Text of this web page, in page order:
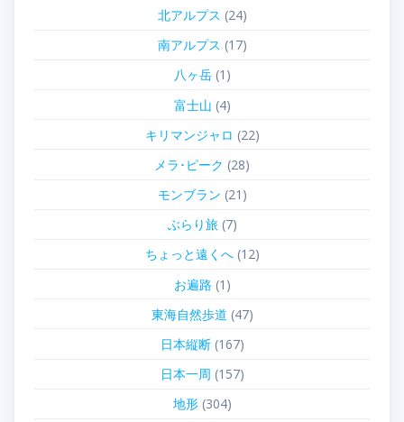
北アルプス (24)
南アルプス (17)
八ヶ岳(1)
富士山 (4)
キリマンジャロ (22)
メラ･ピーク (28)
モンブラン (21)
ぶらり旅(7)
ちょっと遠くへ(12)
お遍路 (1)
東海自然歩道 (47)
日本縦断(167)
日本一周 (157)
地形(304)